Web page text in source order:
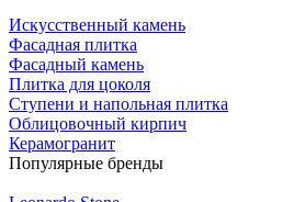
Искусственный камень
Фасадная плитка
Фасадный камень
Плитка для цоколя
Ступени и напольная плитка
Облицовочный кирпич
Керамогранит
Популярные бренды